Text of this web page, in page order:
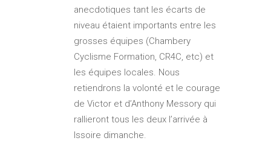
anecdotiques tant les écarts de
niveau étaient importants entre les
grosses équipes (Chambery
Cyclisme Formation, CR4C, etc) et
les équipes locales. Nous
retiendrons la volonté et le courage
de Victor et d’Anthony Messory qui
rallieront tous les deux l’arrivée à
Issoire dimanche.